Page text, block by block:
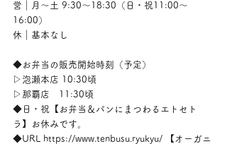
営｜月〜土 9:30〜18:30（日・祝11:00〜
16:00）
休｜基本なし
◆お弁当の販売開始時刻（予定）
▷泡瀬本店 10:30頃
▷那覇店　11:30頃
◆日・祝【お弁当＆パンにまつわるエトセト
ラ】お休みです。
◆URL https://www.tenbusu.ryukyu/ 【オーガニ